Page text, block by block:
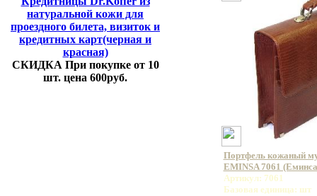
натуральной кожи для
проездного билета, визиток и
кредитных карт(черная и
красная)
СКИДКА При покупке от 10
шт. цена 600руб.
Портфель кожаный
EMINSA 7061
Артикул: 7061
Базовая единица: шт